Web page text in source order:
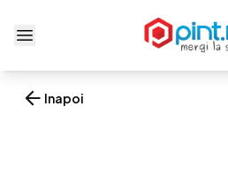
Deschide meniu
Inapoi